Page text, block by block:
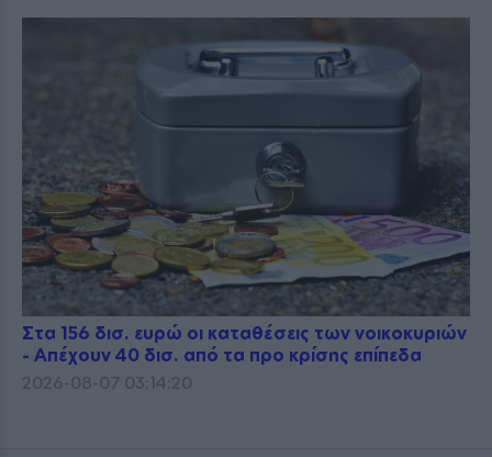
Στα 156 δισ. ευρώ οι καταθέσεις των νοικοκυριών
- Απέχουν 40 δισ. από τα προ κρίσης επίπεδα
2026-08-07 03:14:20